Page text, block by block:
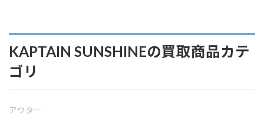
KAPTAIN SUNSHINEの買取商品カテ
ゴリ
アウター